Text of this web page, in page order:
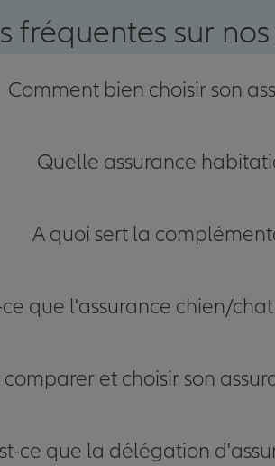
fréquentes sur
Comment bien choisir son
Quelle assurance
A quoi sert la
que l'assurance chien/
et choisir son
ce que la délégation